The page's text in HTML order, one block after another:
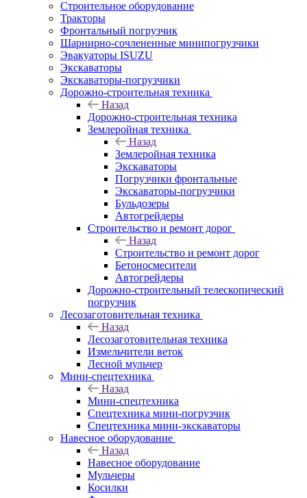
Строительное оборудование
Тракторы
Фронтальный погрузчик
Шарнирно-сочлененные минипогрузчики
Эвакуаторы ISUZU
Экскаваторы
Экскаваторы-погрузчики
Дорожно-строительная техника
Назад
Дорожно-строительная техника
Землеройная техника
Назад
Землеройная техника
Экскаваторы
Погрузчики фронтальные
Экскаваторы-погрузчики
Бульдозеры
Автогрейдеры
Строительство и ремонт дорог
Назад
Строительство и ремонт дорог
Бетоносмесители
Автогрейдеры
Дорожно-строительный телескопический
погрузчик
Лесозаготовительная техника
Назад
Лесозаготовительная техника
Измельчители веток
Лесной мульчер
Мини-спецтехника
Назад
Мини-спецтехника
Спецтехника мини-погрузчик
Спецтехника мини-экскаваторы
Навесное оборудование
Назад
Навесное оборудование
Мульчеры
Косилки